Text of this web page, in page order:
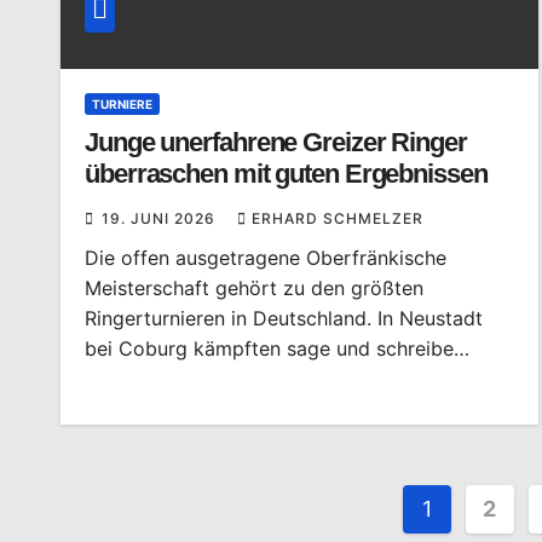
TURNIERE
Junge unerfahrene Greizer Ringer
überraschen mit guten Ergebnissen
19. JUNI 2026 ERHARD SCHMELZER
Die offen ausgetragene Oberfränkische
Meisterschaft gehört zu den größten
Ringerturnieren in Deutschland. In Neustadt
bei Coburg kämpften sage und schreibe…
1 2